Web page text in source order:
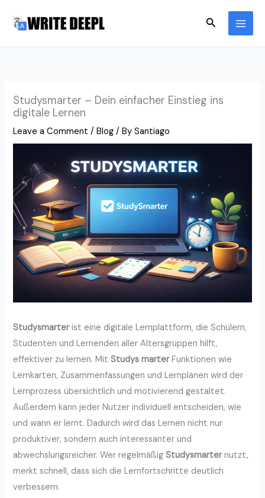
Search
Studysmarter – Dein einfacher Einstieg ins
digitale Lernen
Leave a Comment /Blog / BySantiago
Studysmarterist eine digitale Lernplattform, die Schülern,
Studenten und Lernenden aller Altersgruppen hilft,
effektiver zu lernen. Mit Studys marterFunktionen wie
Lernkarten, Zusammenfassungen und Lernplänen wird der
Lernprozess übersichtlich und motivierend gestaltet.
Außerdem kann jeder Nutzer individuell entscheiden, wie
und wann er lernt. Dadurch wird das Lernen nicht nur
produktiver, sondern auch interessanter und
abwechslungsreicher. Wer regelmäßig Studysmarternutzt,
merkt schnell, dass sich die Lernfortschritte deutlich
verbessern.